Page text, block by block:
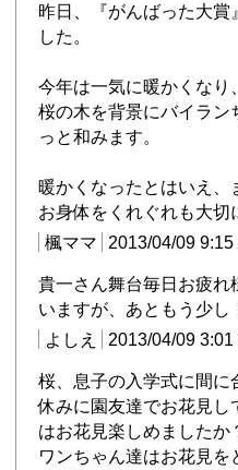
昨日、『がんばった大
した。
今年は一気に暖かくなり
桜の木を背景にバイラ
っと和みます。
暖かくなったとはいえ、
お身体をくれぐれも大
楓ママ
2013/04/09 9:15
貴一さん舞台毎日お疲れ
いますが、あともう少し
よしえ
2013/04/09 3:01
桜、息子の入学式に間に
休みに園友達でお花見し
はお花見楽しめましたか
ワンちゃん達はお花見